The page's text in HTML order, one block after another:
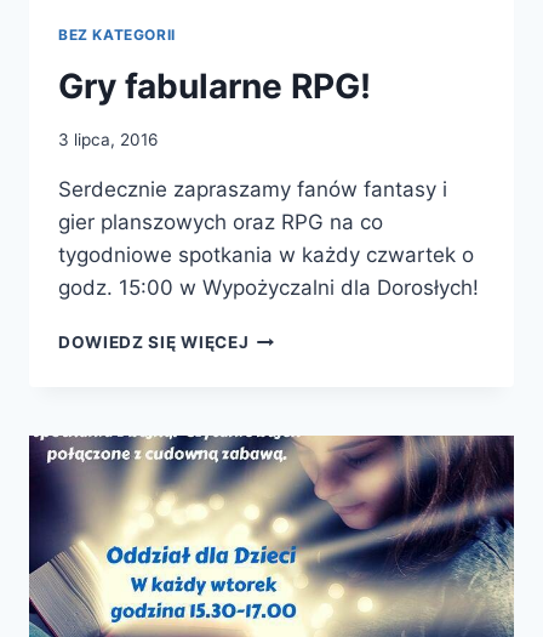
BEZ KATEGORII
Gry fabularne RPG!
3 lipca, 2016
Serdecznie zapraszamy fanów fantasy i
gier planszowych oraz RPG na co
tygodniowe spotkania w każdy czwartek o
godz. 15:00 w Wypożyczalni dla Dorosłych!
DOWIEDZ SIĘ WIĘCEJ GRY